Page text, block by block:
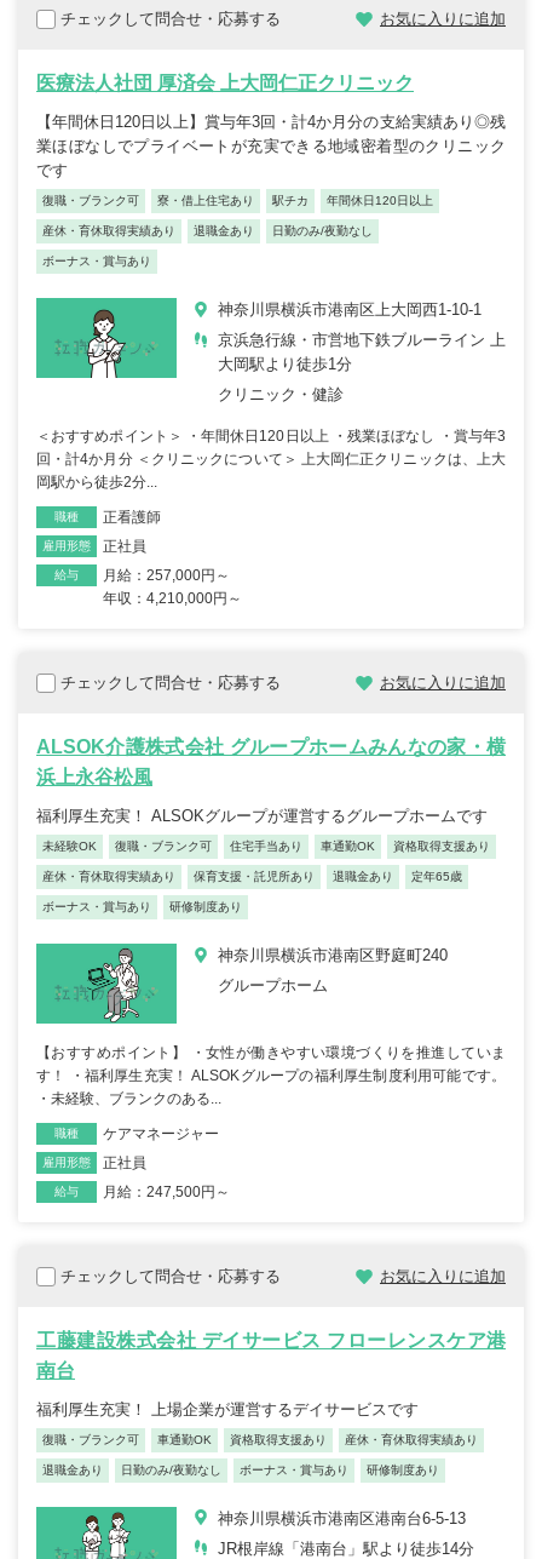
チェックして問合せ・応募する お気に入りに追加
医療法人社団 厚済会 上大岡仁正クリニック
【年間休日120日以上】賞与年3回・計4か月分の支給実績あり◎残
業ほぼなしでプライベートが充実できる地域密着型のクリニック
です
復職・ブランク可 寮・借上住宅あり 駅チカ 年間休日120日以上
産休・育休取得実績あり 退職金あり 日勤のみ/夜勤なし
ボーナス・賞与あり
神奈川県横浜市港南区上大岡西1-10-1
京浜急行線・市営地下鉄ブルーライン 上
大岡駅より徒歩1分
クリニック・健診
＜おすすめポイント＞ ・年間休日120日以上 ・残業ほぼなし ・賞与年3
回・計4か月分 ＜クリニックについて＞ 上大岡仁正クリニックは、上大
岡駅から徒歩2分...
職種 正看護師
雇用形態 正社員
給与
月給：257,000円～
年収：4,210,000円～
チェックして問合せ・応募する お気に入りに追加
ALSOK介護株式会社 グループホームみんなの家・横
浜上永谷松風
福利厚生充実！ ALSOKグループが運営するグループホームです
未経験OK 復職・ブランク可 住宅手当あり 車通勤OK 資格取得支援あり
産休・育休取得実績あり 保育支援・託児所あり 退職金あり 定年65歳
ボーナス・賞与あり 研修制度あり
神奈川県横浜市港南区野庭町240
グループホーム
【おすすめポイント】 ・女性が働きやすい環境づくりを推進していま
す！ ・福利厚生充実！ ALSOKグループの福利厚生制度利用可能です。
・未経験、ブランクのある...
職種 ケアマネージャー
雇用形態 正社員
給与 月給：247,500円～
チェックして問合せ・応募する お気に入りに追加
工藤建設株式会社 デイサービス フローレンスケア港
南台
福利厚生充実！ 上場企業が運営するデイサービスです
復職・ブランク可 車通勤OK 資格取得支援あり 産休・育休取得実績あり
退職金あり 日勤のみ/夜勤なし ボーナス・賞与あり 研修制度あり
神奈川県横浜市港南区港南台6‐5‐13
JR根岸線「港南台」駅より徒歩14分